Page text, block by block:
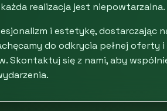
realizacja jest niepowtarzalna.
i estetykę, dostarczając
do odkrycia pełnej oferty
Skontaktuj się z nami, aby